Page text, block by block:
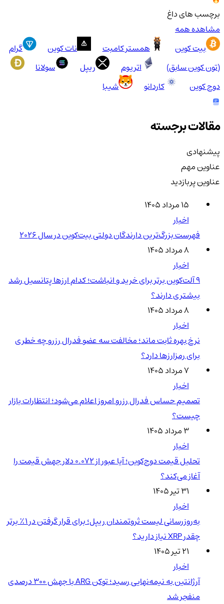
برچسب های داغ
مشاهده همه
بیت کوین
همستر کامبت نات کوین
گرام
(تون کوین سابق)
اتریوم ریپل
سولانا
دوج کوین
کاردانو شیبا
مقالات برجسته
پیشنهادی
عناوین مهم
عناوین پربازدید
۱۵ مرداد ۱۴۰۵
اخبار
فهرست بزرگ‌ترین دارندگان دولتی بیت‌کوین در سال 2026
۸ مرداد ۱۴۰۵
اخبار
۹ آلت‌کوین برتر برای خرید و انباشت؛ کدام ارزها پتانسیل رشد
بیشتری دارند؟
۸ مرداد ۱۴۰۵
اخبار
نرخ بهره ثابت ماند؛ مخالفت سه عضو فدرال رزرو چه خطری
برای رمزارزها دارد؟
۷ مرداد ۱۴۰۵
اخبار
تصمیم حساس فدرال رزرو امروز اعلام می‌شود؛ انتظارات بازار
چیست؟
۳ مرداد ۱۴۰۵
اخبار
تحلیل قیمت دوج‌کوین؛ آیا عبور از ۰.۰۷۲ دلار جهش قیمت را
آغاز می‌کند؟
۳۱ تیر ۱۴۰۵
اخبار
به‌روزرسانی لیست ثروتمندان ریپل؛ برای قرار گرفتن در ۱٪ برتر
چقدر XRP نیاز دارید؟
۲۱ تیر ۱۴۰۵
اخبار
آرژانتین به نیمه‌نهایی رسید؛ توکن ARG با جهش ۳۰۰ درصدی
منفجر شد